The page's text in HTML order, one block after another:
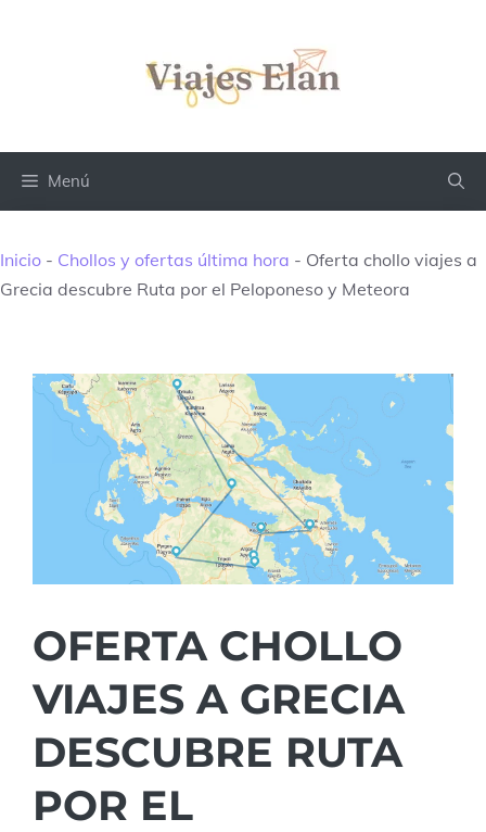
Menú
Inicio - Chollos y ofertas última hora - Oferta chollo viajes a
Grecia descubre Ruta por el Peloponeso y Meteora
OFERTA CHOLLO
VIAJES A GRECIA
DESCUBRE RUTA
POR EL